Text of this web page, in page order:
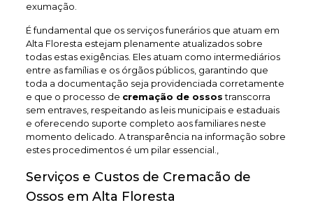
exumação.
É fundamental que os serviços funerários que atuam em
Alta Floresta estejam plenamente atualizados sobre
todas estas exigências. Eles atuam como intermediários
entre as famílias e os órgãos públicos, garantindo que
toda a documentação seja providenciada corretamente
e que o processo de cremação de ossostranscorra
sem entraves, respeitando as leis municipais e estaduais
e oferecendo suporte completo aos familiares neste
momento delicado. A transparência na informação sobre
estes procedimentos é um pilar essencial.,
Serviços e Custos de Cremacão de
Ossos em Alta Floresta